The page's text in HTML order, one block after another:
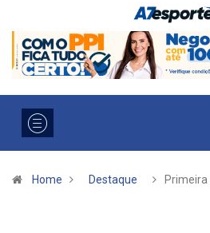
Home Destaque Primeira